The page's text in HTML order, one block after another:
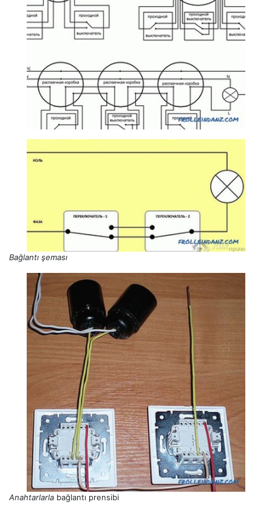
Bağlantı şeması
Anahtarlarla bağlantı prensibi